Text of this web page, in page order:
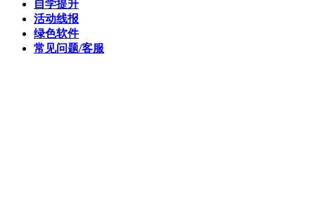
自学提升
活动线报
绿色软件
常见问题/客服